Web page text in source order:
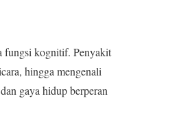
fungsi kognitif. Penyakit
hingga mengenali
gaya hidup berperan